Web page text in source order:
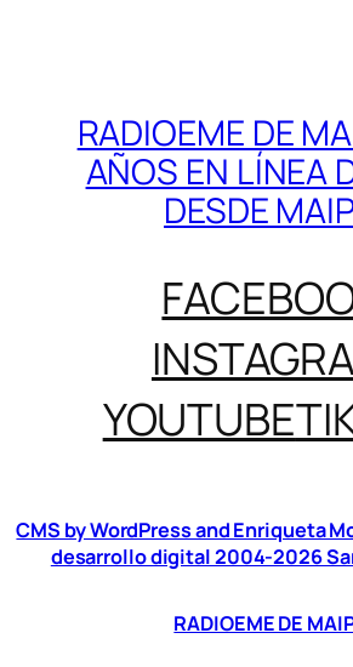
RADIOEME DE
AÑOS EN LÍNEA
DESDE
YOUTUBE
CMS by WordPress and Enriqueta
desarrollo digital 2004-2026
RADIOEME DE